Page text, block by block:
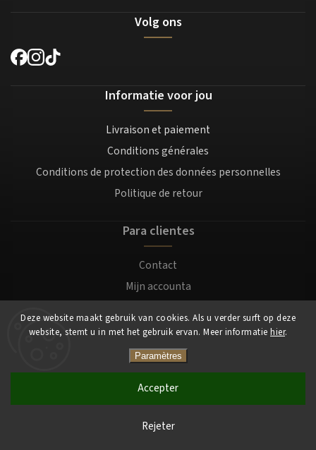
Deze website maakt gebruik van cookies. Als u verder surft op deze
website, stemt u in met het gebruik ervan. Meer informatie hier.
Paramètres
Rejeter
Accepter
Volg ons
Informatie voor jou
Livraison et paiement
Conditions générales
Conditions de protection des données personnelles
Politique de retour
Para clientes
Contact
Mijn accounta
Login
Mocafino.be